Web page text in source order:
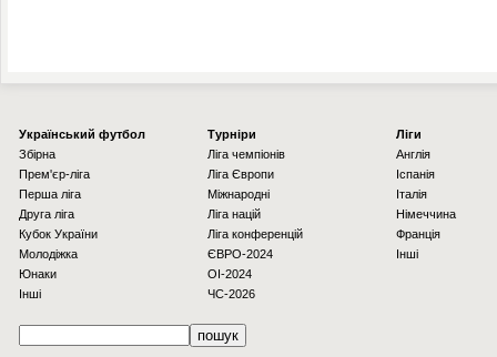
Українcький футбол
Збірна
Прем'єр-ліга
Перша ліга
Друга ліга
Кубок України
Молодіжка
Юнаки
Інші
Турніри
Ліга чемпіонів
Ліга Європи
Міжнародні
Ліга націй
Ліга конференцій
ЄВРО-2024
OI-2024
ЧС-2026
Ліги
Англія
Іспанія
Італія
Німеччина
Франція
Інші